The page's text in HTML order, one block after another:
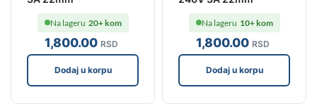
1,800.00 RSD
Na lageru 20+ kom
Dodaj u korpu
1,800.00 RSD
Na lageru 10+ kom
Dodaj u korpu